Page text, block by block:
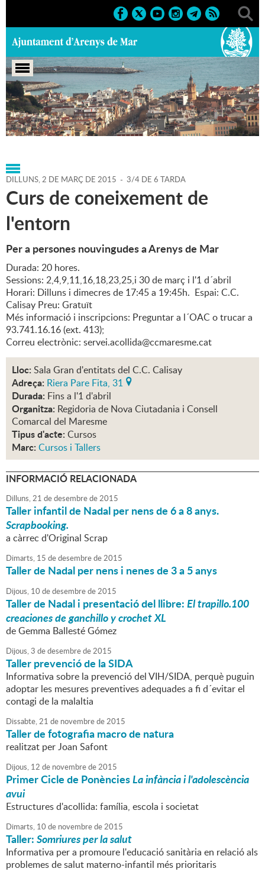
Portada > Agenda > 02-03-
2015 > Marcs > Culturals > 2015 > Cursos i Tallers
DILLUNS,2 DE MARÇ DE 2015 - 3/4 DE 6 TARDA
Curs de coneixement de
l'entorn
Per a persones nouvingudes a Arenys de Mar
Durada: 20 hores.
Sessions: 2,4,9,11,16,18,23,25,i 30 de març i l'1 d´abril
Horari: Dilluns i dimecres de 17:45 a 19:45h. Espai: C.C.
Calisay Preu: Gratuït
Més informació i inscripcions: Preguntar a l´OAC o trucar a
93.741.16.16 (ext. 413);
Correu electrònic: servei.acollida@ccmaresme.cat
Lloc: Sala Gran d'entitats del C.C. Calisay
Adreça: Riera Pare Fita, 31
Durada: Fins a l'1 d'abril
Organitza: Regidoria de Nova Ciutadania i Consell
Comarcal del Maresme
Tipus d'acte: Cursos
Marc: Cursos i Tallers
INFORMACIÓ RELACIONADA
Dilluns,21 dedesembrede2015
Taller infantil de Nadal per nens de 6 a 8 anys.
Scrapbooking.
a càrrec d'Original Scrap
Dimarts, 15 dedesembrede2015
Taller de Nadal per nens i nenes de 3 a 5 anys
Dijous, 10 dedesembrede2015
Taller de Nadal i presentació del llibre:El trapillo.100
creaciones de ganchillo y crochet XL
de Gemma Ballesté Gómez
Dijous,3 dedesembrede2015
Taller prevenció de la SIDA
Informativa sobre la prevenció del VIH/SIDA, perquè puguin
adoptar les mesures preventives adequades a fi d´evitar el
contagi de la malaltia
Dissabte,21 de novembrede2015
Taller de fotografia macro de natura
realitzat per Joan Safont
Dijous, 12 de novembrede2015
Primer Cicle de PonènciesLa infància i l'adolescència
avui
Estructures d'acollida: família, escola i societat
Dimarts, 10 de novembrede2015
Taller:Somriures per la salut
Informativa per a promoure l'educació sanitària en relació als
problemes de salut materno-infantil més prioritaris